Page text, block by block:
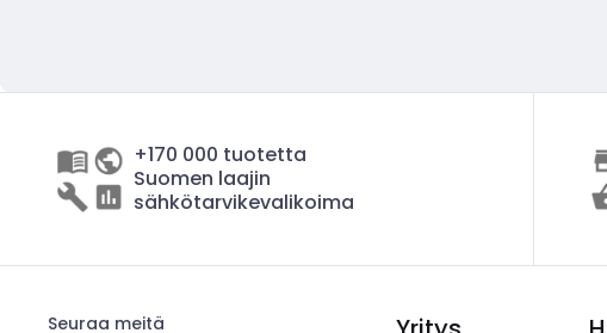
+170 000 tuotetta
Suomen laajin
sähkötarvikevalikoima
Seuraa meitä